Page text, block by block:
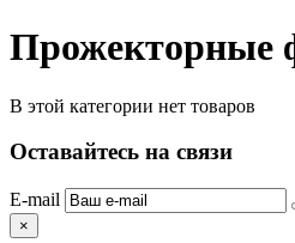
Прожекторные
В этой категории нет товаров
Оставайтесь на связи
E-mail
×